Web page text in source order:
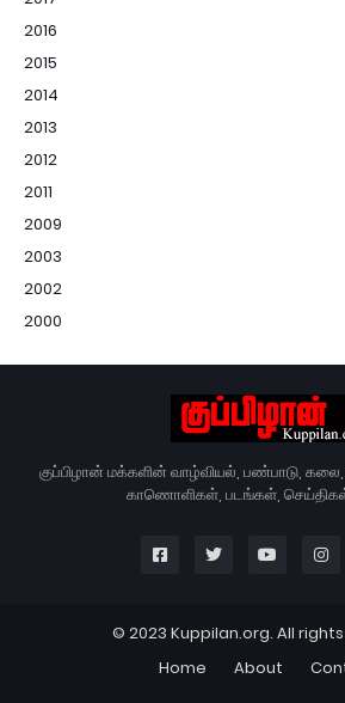
2016
2015
2014
2013
2012
2011
2009
2003
2002
2000
குப்பிழான் மக்களின் வாழ்வியல், பண்பாடு,
காணொளிகள், படங்கள்,
© 2023 Kuppilan.org. All
Home
About